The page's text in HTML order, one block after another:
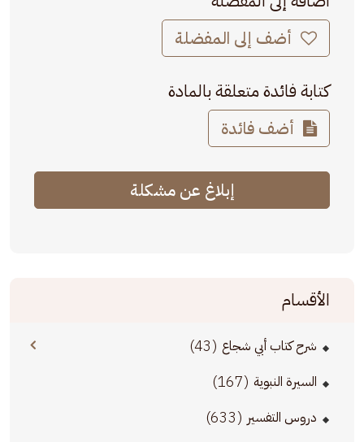
أضف إلى المفضلة
كتابة فائدة متعلقة بالمادة
أضف فائدة
إبلاغ عن مشكلة
الأقسام
شرح كتاب أبي شجاع (43)
السيرة النبوية (167)
دروس التفسير (633)